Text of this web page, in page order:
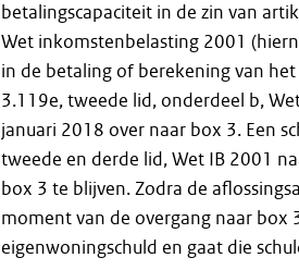
betalingscapaciteit in de zin van
Wet inkomstenbelasting 2001
in de betaling of berekening van
3.119e, tweede lid, onderdeel b,
januari 2018 over naar box 3. Een
tweede en derde lid, Wet IB 2001
box 3 te blijven. Zodra de
moment van de overgang naar box
eigenwoningschuld en gaat die